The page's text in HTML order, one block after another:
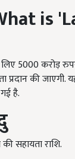
is
5000 करोड़
की जाएगी.
है.
सहायता राशि.